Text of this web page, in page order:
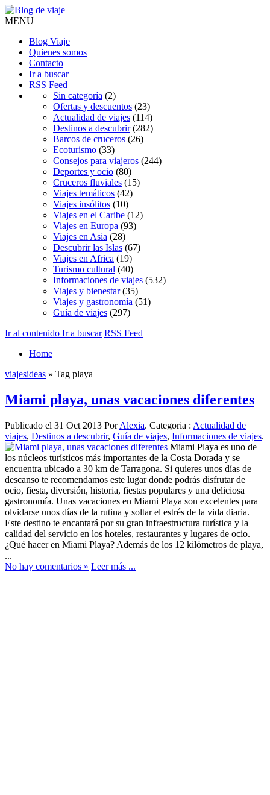
MENU
Blog Viaje
Quienes somos
Contacto
Ir a buscar
RSS Feed
Sin categoría (2)
Ofertas y descuentos (23)
Actualidad de viajes (114)
Destinos a descubrir(282)
Barcos de cruceros (26)
Ecoturismo (33)
Consejos para viajeros (244)
Deportes y ocio (80)
Cruceros fluviales (15)
Viajes temáticos (42)
Viajes insólitos (10)
Viajes en el Caribe (12)
Viajes en Europa (93)
Viajes en Asia (28)
Descubrir las Islas (67)
Viajes en Africa (19)
Turismo cultural (40)
Informaciones de viajes (532)
Viajes y bienestar(35)
Viajes y gastronomía (51)
Guía de viajes (297)
Ir al contenido Ir a buscar RSS Feed
Home
viajesideas » Tag playa
Miami playa, unas vacaciones diferentes
Publicado el 31 Oct 2013 PorAlexia. Categoria : Actualidad de
viajes, Destinos a descubrir, Guía de viajes, Informaciones de viajes.
Miami Playa es uno de
los núcleos turísticos más importantes de la Costa Dorada y se
encuentra ubicado a 30 km de Tarragona. Si quieres unos días de
descanso te recomendamos este lugar donde podrás disfrutar de
ocio, fiesta, diversión, historia, fiestas populares y una deliciosa
gastronomía. Unas vacaciones en Miami Playa son excelentes para
olvidarse unos días de la rutina y soltar el estrés de la vida diaria.
Este destino te encantará por su gran infraestructura turística y la
calidad del servicio en los hoteles, restaurantes y lugares de ocio.
¿Qué hacer en Miami Playa? Además de los 12 kilómetros de playa,
...
No hay comentarios » Leer más ...